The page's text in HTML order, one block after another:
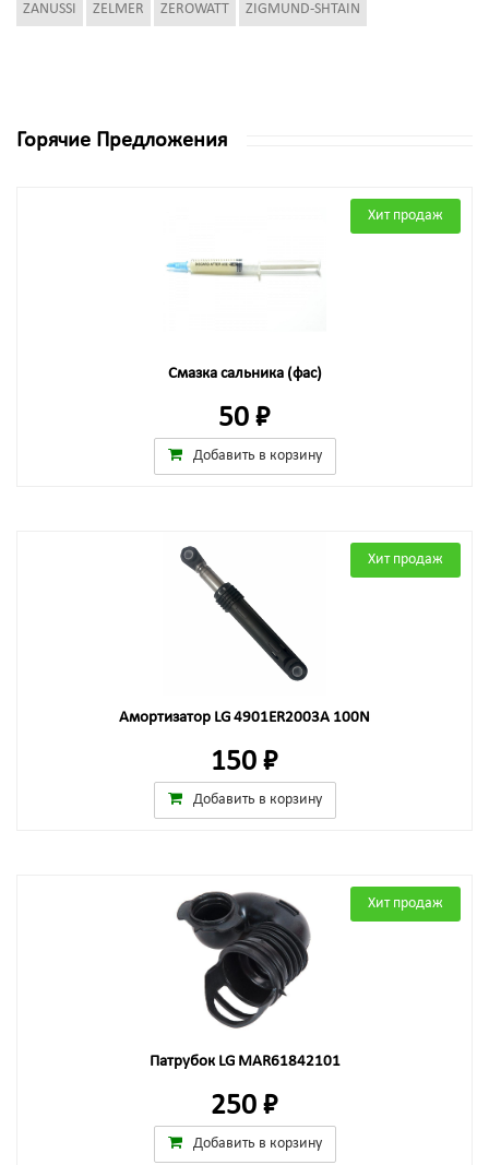
ZANUSSI ZELMER ZEROWATT ZIGMUND-SHTAIN
Горячие Предложения
Хит продаж
Смазка сальника (фас)
50 ₽
Добавить в корзину
Хит продаж
Амортизатор LG 4901ER2003A 100N
150 ₽
Добавить в корзину
Хит продаж
Патрубок LG MAR61842101
250 ₽
Добавить в корзину